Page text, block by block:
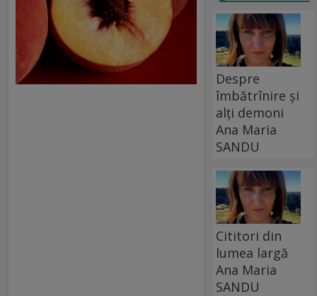
Despre
îmbătrînire și
alți demoni
Ana Maria
SANDU
Cititori din
lumea largă
Ana Maria
SANDU